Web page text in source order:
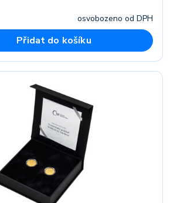
osvobozeno od DPH
Přidat do košíku